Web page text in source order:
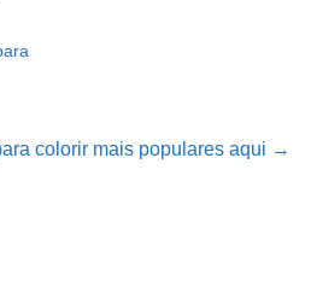
colorir mais populares aqui →